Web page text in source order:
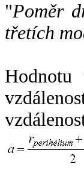
"Poměr
třetích